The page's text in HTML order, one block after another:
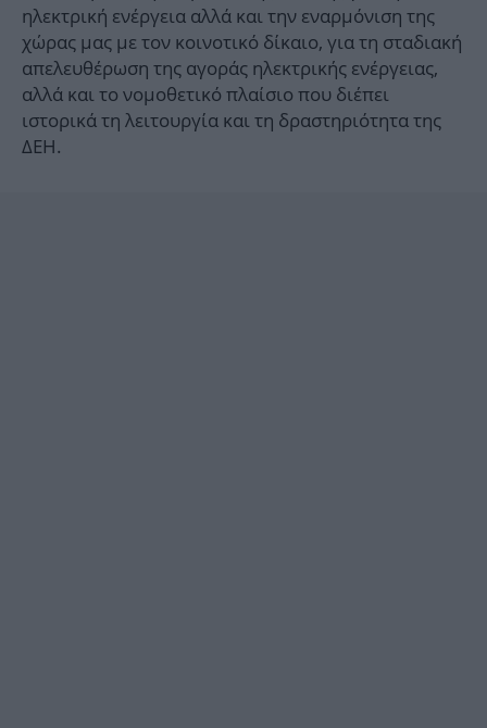
ηλεκτρική ενέργεια αλλά και την εναρμόνιση της
χώρας μας με τον κοινοτικό δίκαιο, για τη σταδιακή
απελευθέρωση της αγοράς ηλεκτρικής ενέργειας,
αλλά και το νομοθετικό πλαίσιο που διέπει
ιστορικά τη λειτουργία και τη δραστηριότητα της
ΔΕΗ.